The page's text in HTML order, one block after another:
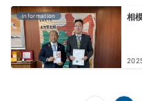
information 相